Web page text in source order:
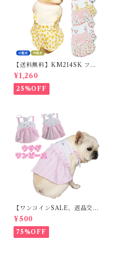
【送料無料】KM214SK フレ
ブル 女の子 スカート ワンピー
ス夏 フリル 犬服 ドックウェア
¥1,260
25%OFF
【ワンコインSALE、返品交換
不可】KM171SK フレンチブ
ルドック 犬服 女の子 ピンク
スカート
¥500
75%OFF